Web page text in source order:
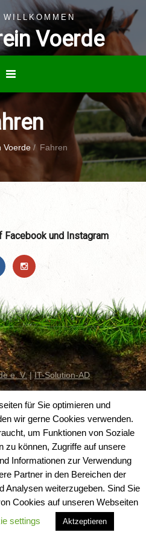
Voerde
Voerde / Fahren
Facebook und Instagram
e. V.|IT-Solution-AD
für Sie optimieren und
wir gerne Cookies verwenden.
um Funktionen von Soziale
zu können, Zugriffe auf unsere
Informationen zur Verwendung
Partner in den Bereichen der
Analysen weiterzugeben. Sind Sie
Cookies auf unseren Webseiten
settings Aktzeptieren